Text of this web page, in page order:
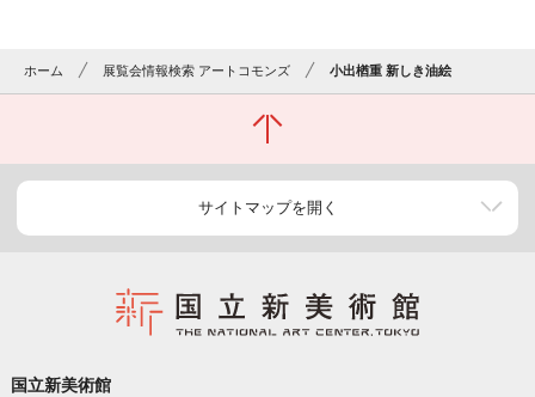
ホーム 展覧会情報検索 アートコモンズ 小出楢重 新しき油絵
サイトマップを開く
国立新美術館